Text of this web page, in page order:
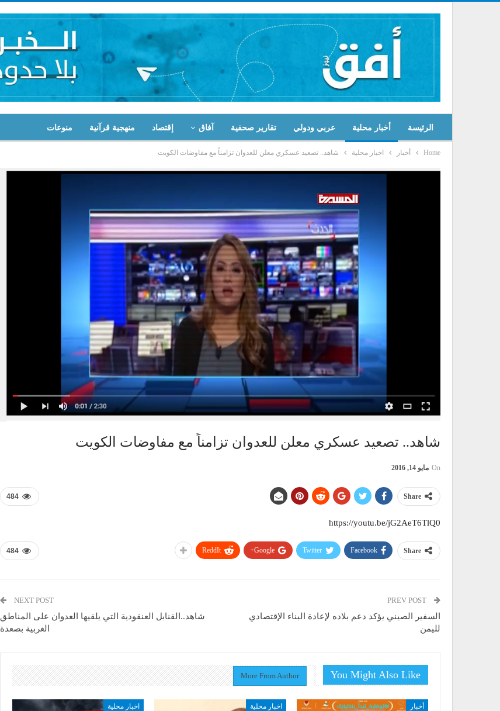
الرئيسة أخبار محلية عربي ودولي تقارير صحفية آفاق إقتصاد منهجية قرآنية منوعات
Home أخبار اخبار محلية شاهد.. تصعيد عسكري معلن للعدوان تزامناً مع مفاوضات الكويت
شاهد.. تصعيد عسكري معلن للعدوان تزامناً مع مفاوضات الكويت
On مايو 14, 2016
484 Share
https://youtu.be/jG2AeT6TlQ0
484 Share
Facebook
Twitter
Google+
ReddIt
السفير الصيني يؤكد دعم بلاده لإعادة البناء الإقتصادي
لليمن
NEXT POST
شاهد..القنابل العنقودية التي يلقيها العدوان على المناطق
الغربية بصعدة
You Might Also Like
More From Author
أخبار اخبار محلية اخبار محلية